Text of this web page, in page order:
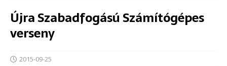
Újra Szabadfogású Számítógépes
verseny
2015-09-25